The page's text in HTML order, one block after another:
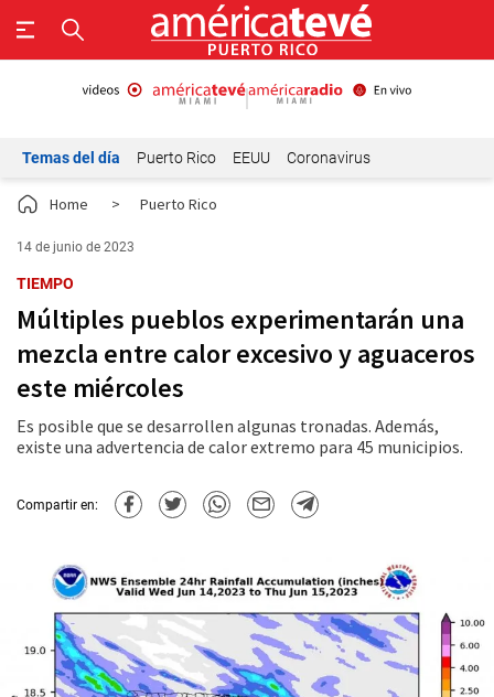
Temas del día Puerto Rico EEUU Coronavirus
Home > Puerto Rico
14 de junio de 2023
TIEMPO
Múltiples pueblos experimentarán una
mezcla entre calor excesivo y aguaceros
este miércoles
Es posible que se desarrollen algunas tronadas. Además,
existe una advertencia de calor extremo para 45 municipios.
Compartir en: